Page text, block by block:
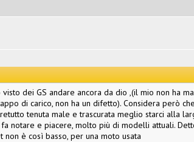
dei GS andare ancora da dio ,(il mio non ha
di carico, non ha un difetto). Considera però
tenuta male e trascurata meglio starci alla
notare e piacere, molto più di modelli attuali.
è così basso, per una moto usata